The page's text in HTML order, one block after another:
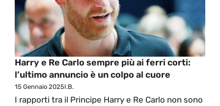
Harry e Re Carlo sempre più ai ferri corti:
l’ultimo annuncio è un colpo al cuore
15 Gennaio 2025I.B.
I rapporti tra il Principe Harry e Re Carlo non sono